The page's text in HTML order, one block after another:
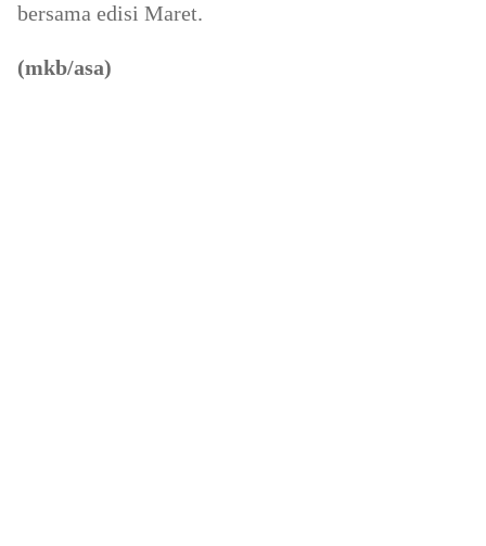
bersama edisi Maret.
(mkb/asa)